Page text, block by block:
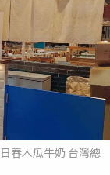
春木瓜牛奶 台灣總